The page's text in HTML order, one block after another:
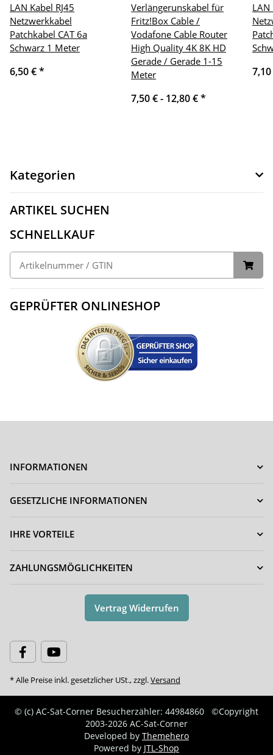
LAN Kabel RJ45
Netzwerkkabel
Patchkabel CAT 6a
Schwarz 1 Meter
6,50 €*
Verlängerunskabel für
Fritz!Box Cable /
Vodafone Cable Router
High Quality 4K 8K HD
Gerade / Gerade 1-15
Meter
7,50 € - 12,80 €*
LAN
Kategorien
ARTIKEL SUCHEN
SCHNELLKAUF
GEPRÜFTER ONLINESHOP
INFORMATIONEN
GESETZLICHE INFORMATIONEN
IHRE VORTEILE
ZAHLUNGSMÖGLICHKEITEN
Vertrag Widerrufen
* Alle Preise inkl. gesetzlicher USt., zzgl.Versand
© (c) AC-Sat-Corner Besucherzähler: 44984860
©Copyright
2003-2026 AC-Sat-Corner
Developed by Themehero
Powered by JTL-Shop